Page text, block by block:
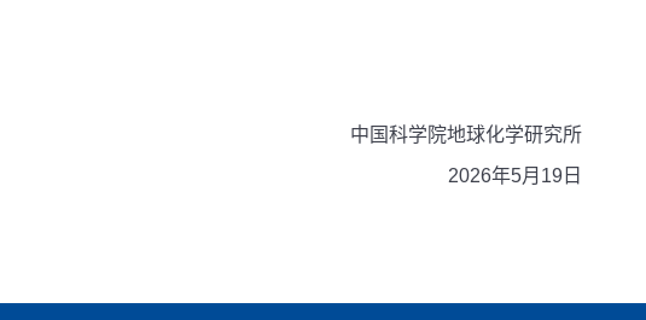
中国科学院地球化学研究所
2026年5月19日